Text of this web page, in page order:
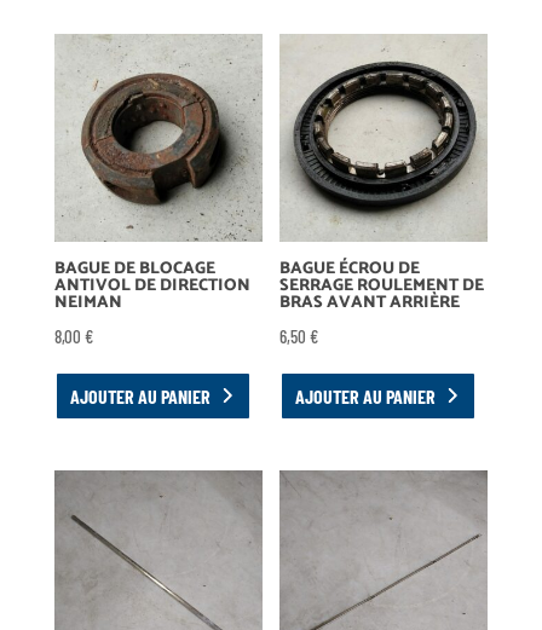
BAGUE DE BLOCAGE
ANTIVOL DE DIRECTION
NEIMAN
8,00 €
AJOUTER AU PANIER
BAGUE ÉCROU DE
SERRAGE ROULEMENT DE
BRAS AVANT ARRIÈRE
6,50€
AJOUTER AU PANIER